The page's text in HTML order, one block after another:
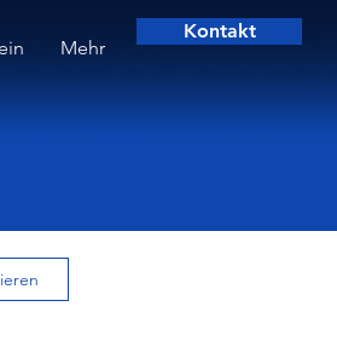
Mehr
Kontakt